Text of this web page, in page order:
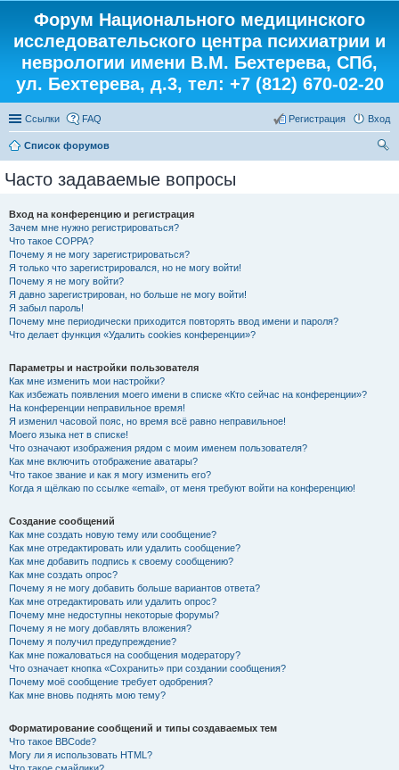
Форум Национального медицинского
исследовательского центра психиатрии и
неврологии имени В.М. Бехтерева, СПб,
ул. Бехтерева, д.3, тел: +7 (812) 670-02-20
Ссылки FAQ Вход
Регистрация
Список форумов
Часто задаваемые вопросы
Вход на конференцию и регистрация
Зачем мне нужно регистрироваться?
Что такое COPPA?
Почему я не могу зарегистрироваться?
Я только что зарегистрировался, но не могу войти!
Почему я не могу войти?
Я давно зарегистрирован, но больше не могу войти!
Я забыл пароль!
Почему мне периодически приходится повторять ввод имени и пароля?
Что делает функция «Удалить cookies конференции»?
Параметры и настройки пользователя
Как мне изменить мои настройки?
Как избежать появления моего имени в списке «Кто сейчас на конференции»?
На конференции неправильное время!
Я изменил часовой пояс, но время всё равно неправильное!
Моего языка нет в списке!
Что означают изображения рядом с моим именем пользователя?
Как мне включить отображение аватары?
Что такое звание и как я могу изменить его?
Когда я щёлкаю по ссылке «email», от меня требуют войти на конференцию!
Создание сообщений
Как мне создать новую тему или сообщение?
Как мне отредактировать или удалить сообщение?
Как мне добавить подпись к своему сообщению?
Как мне создать опрос?
Почему я не могу добавить больше вариантов ответа?
Как мне отредактировать или удалить опрос?
Почему мне недоступны некоторые форумы?
Почему я не могу добавлять вложения?
Почему я получил предупреждение?
Как мне пожаловаться на сообщения модератору?
Что означает кнопка «Сохранить» при создании сообщения?
Почему моё сообщение требует одобрения?
Как мне вновь поднять мою тему?
Форматирование сообщений и типы создаваемых тем
Что такое BBCode?
Могу ли я использовать HTML?